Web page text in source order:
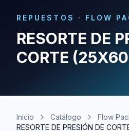
REPUESTOS · FLOW
RESORTE DE
CORTE
Inicio Catálogo
Flow
RESORTE DE PRESIÓN DE